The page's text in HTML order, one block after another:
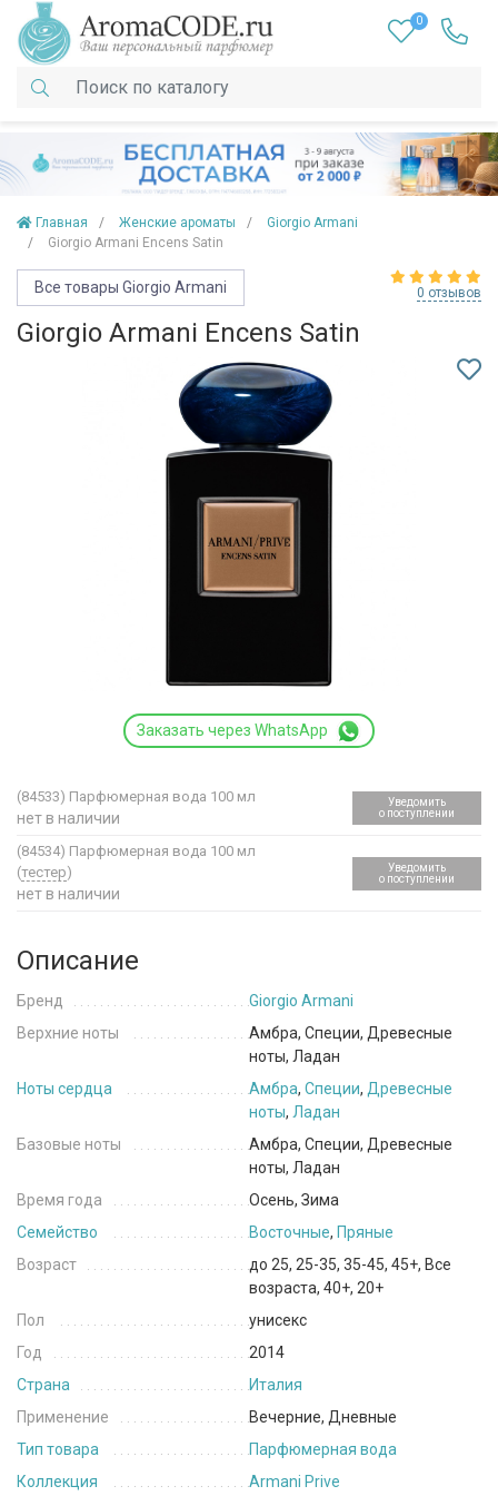
0
Главная Женские ароматы
Giorgio Armani
Giorgio Armani Encens Satin
Все товары Giorgio Armani 0 отзывов
Giorgio Armani Encens Satin
Заказать через WhatsApp
(84533) Парфюмерная вода 100 мл
нет в наличии
Уведомить
о поступлении
(84534) Парфюмерная вода 100 мл
(тестер)
нет в наличии
Уведомить
о поступлении
Описание
Бренд
Giorgio Armani
Верхние ноты
Амбра, Специи, Древесные
ноты, Ладан
Ноты сердца
Амбра, Специи, Древесные
ноты, Ладан
Базовые ноты
Амбра, Специи, Древесные
ноты, Ладан
Время года
Осень, Зима
Семейство
Восточные, Пряные
Возраст
до 25, 25-35, 35-45, 45+, Все
возраста, 40+, 20+
Пол
унисекс
Год
2014
Страна
Италия
Применение
Вечерние, Дневные
Тип товара
Парфюмерная вода
Коллекция
Armani Prive